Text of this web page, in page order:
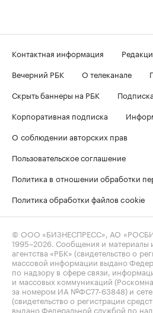
Контактная информация
Вечерний РБК
О телеканале
Скрыть баннеры на РБК
Корпоративная подписка
О соблюдении авторских прав
Пользовательское соглашение
Политика в отношении обработки
Политика обработки файлов cookie
© ООО «БИЗНЕСПРЕСС», АО
1995–2026 . Сообщения и
агентства «РБК» (свидетельство о
массовой информации выдано
по надзору в сфере связи,
и массовых коммуникаций
за номером ИА №ФС77-63848) и
(свидетельство о регистрации
выдано Федеральной службой по